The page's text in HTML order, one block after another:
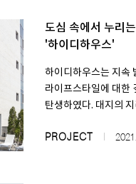
도심 속에서 누리
'하이디하우스'
하이디하우스는 지속
라이프스타일에 대한
탄생하였다. 대지의
PROJECT